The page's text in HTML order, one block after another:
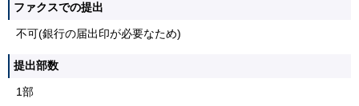
ファクスでの提出
不可(銀行の届出印が必要なため)
提出部数
1部